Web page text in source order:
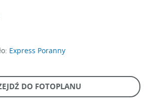
Express Poranny
DO FOTOPLANU